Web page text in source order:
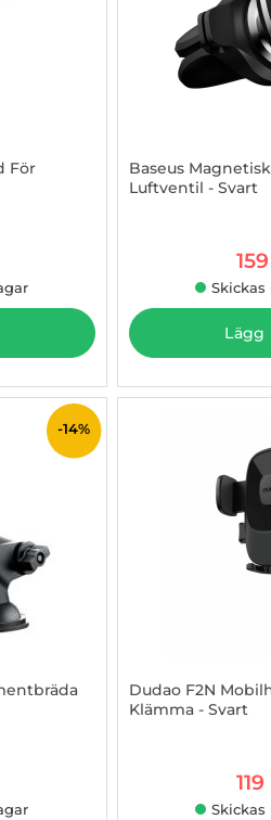
För
Baseus
Luftventil - Svart
Skickas
Lägg
-14%
Dudao F2N
Klämma - Svart
Skickas